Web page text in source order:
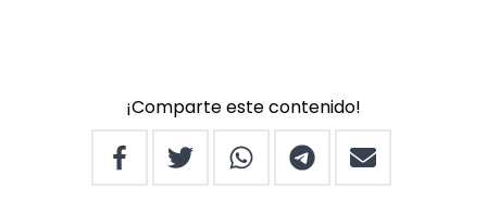
¡Comparte este contenido!